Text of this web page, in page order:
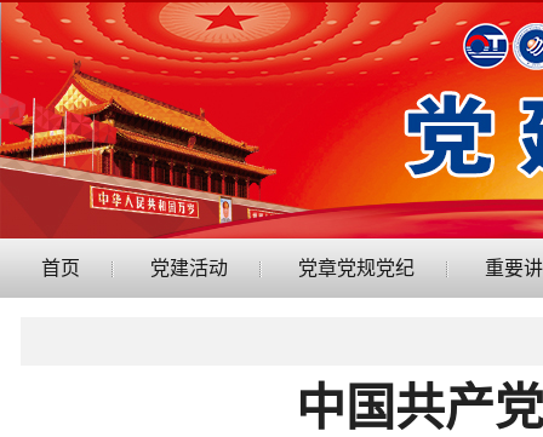
首页 党建活动 党章党规党纪 重要
中国共产